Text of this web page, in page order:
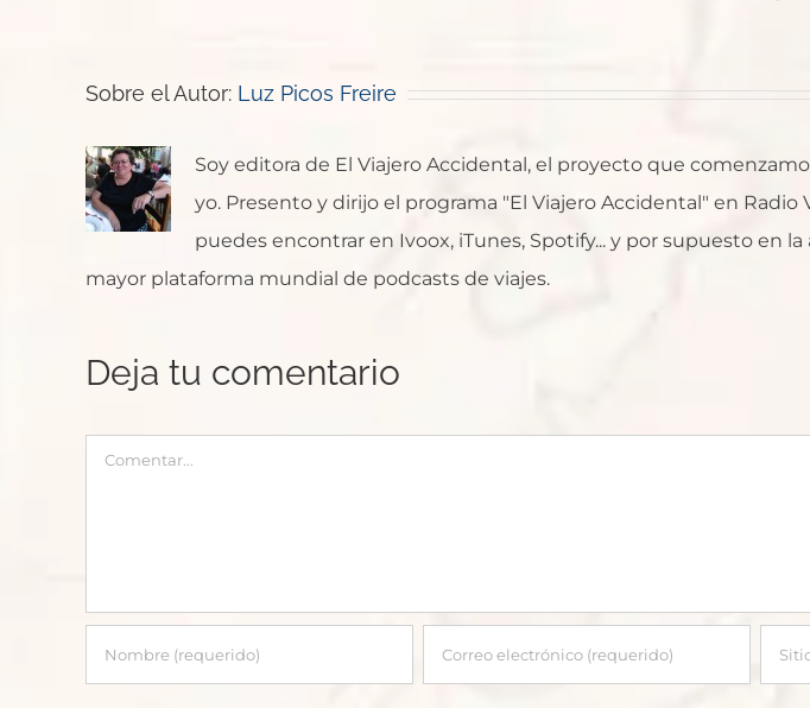
Sobre el Autor: Luz Picos Freire
Soy editora de El Viajero Accidental, el proyecto que
yo. Presento y dirijo el programa "El Viajero Accidental" en Radio
puedes encontrar en Ivoox, iTunes, Spotify... y por supuesto en la
mayor plataforma mundial de podcasts de viajes.
Deja tu comentario
Comentar